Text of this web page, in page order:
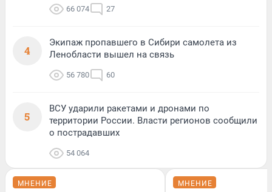
66 074 27
4
Экипаж пропавшего в Сибири самолета из
Ленобласти вышел на связь
56 780 60
5
ВСУ ударили ракетами и дронами по
территории России. Власти регионов сообщили
о пострадавших
54 064
МНЕНИЕ МНЕНИЕ